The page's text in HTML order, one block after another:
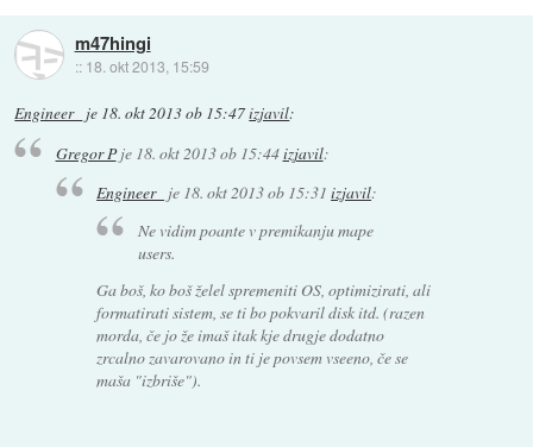
m47hingi
:: 18. okt 2013, 15:59
Engineer_ je 18. okt 2013 ob 15:47izjavil:
Gregor Pje 18. okt 2013 ob 15:44izjavil:
Engineer_ je 18. okt 2013 ob 15:31 izjavil:
Ne vidim poante v premikanju mape
users.
Ga boš, ko boš želel spremeniti OS, optimizirati, ali
formatirati sistem, se ti bo pokvaril disk itd. (razen
morda, če jo že imaš itak kje drugje dodatno
zrcalno zavarovano in ti je povsem vseeno, če se
maša "izbriše").